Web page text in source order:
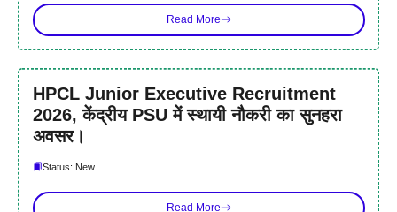
Read More
HPCL Junior Executive Recruitment
2026, केंद्रीय PSU में स्थायी नौकरी का सुनहरा
अवसर।
Status: New
Read More